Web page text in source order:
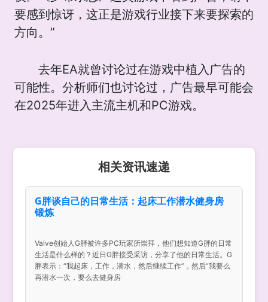
要感到惊讶，这正是游戏行业接下来要探索的
方向。”
去年EA就曾讨论过在游戏中植入广告的
可能性。分析师们也讨论过，广告最早可能会
在2025年进入主流主机和PC游戏。
相关资讯速递
G胖谈自己的日常生活：起床工作潜水健身房
锻炼
Valve创始人G胖被许多PC玩家所崇拜，他们想知道G胖的日常
生活是什么样的？近日G胖接受采访，分享了他的日常生活。G
胖表示：“我起床，工作，潜水，然后继续工作”，然后“我要么
再潜水一次，要么去健身房